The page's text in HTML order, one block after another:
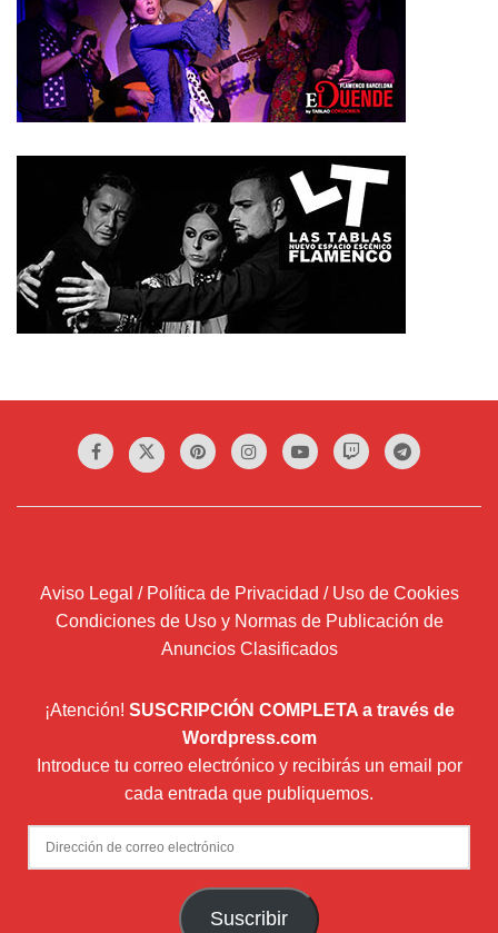
Aviso Legal / Política de Privacidad / Uso de Cookies
Condiciones de Uso y Normas de Publicación de
Anuncios Clasificados
¡Atención! SUSCRIPCIÓN COMPLETA a través de
Wordpress.com
Introduce tu correo electrónico y recibirás un email por
cada entrada que publiquemos.
Dirección
de
Suscribir